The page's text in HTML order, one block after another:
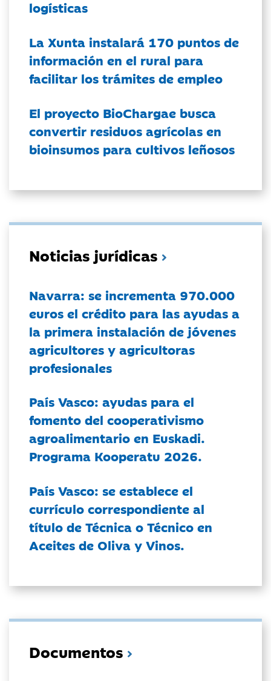
logísticas
La Xunta instalará 170 puntos de
información en el rural para
facilitar los trámites de empleo
El proyecto BioChargae busca
convertir residuos agrícolas en
bioinsumos para cultivos leñosos
Noticias jurídicas
Navarra: se incrementa 970.000
euros el crédito para las ayudas a
la primera instalación de jóvenes
agricultores y agricultoras
profesionales
País Vasco: ayudas para el
fomento del cooperativismo
agroalimentario en Euskadi.
Programa Kooperatu 2026.
País Vasco: se establece el
currículo correspondiente al
título de Técnica o Técnico en
Aceites de Oliva y Vinos.
Documentos